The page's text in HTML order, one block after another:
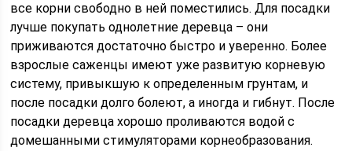
все корни свободно в ней поместились. Для посадки
лучше покупать однолетние деревца – они
приживаются достаточно быстро и уверенно. Более
взрослые саженцы имеют уже развитую корневую
систему, привыкшую к определенным грунтам, и
после посадки долго болеют, а иногда и гибнут. После
посадки деревца хорошо проливаются водой с
домешанными стимуляторами корнеобразования.